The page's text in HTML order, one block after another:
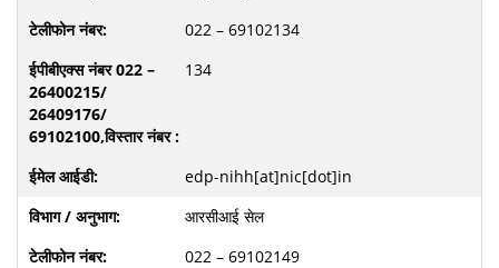
022 – 69102134
134
edp-nihh[at]nic[dot]in
आरसीआई सेल
022 – 69102149